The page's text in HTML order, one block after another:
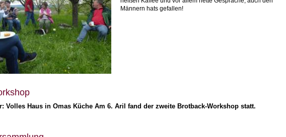
Männern hats gefallen!
Volles Haus in Omas Küche Am 6. Aril fand der zweite Brotback-Workshop statt.